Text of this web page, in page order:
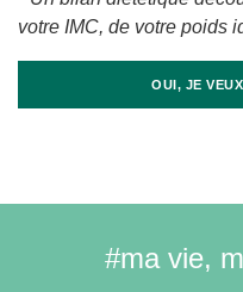
votre IMC, de votre poids
OUI, JE
#ma vie,